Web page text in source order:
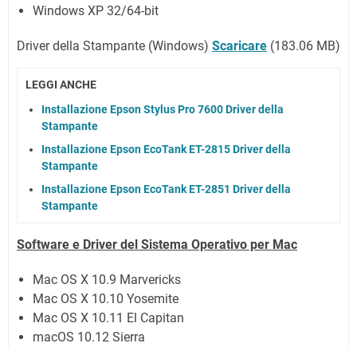
Windows XP 32/64-bit
Driver della Stampante (Windows) Scaricare (183.06 MB)
LEGGI ANCHE
Installazione Epson Stylus Pro 7600 Driver della
Stampante
Installazione Epson EcoTank ET-2815 Driver della
Stampante
Installazione Epson EcoTank ET-2851 Driver della
Stampante
Software e Driver del Sistema Operativo per Mac
Mac OS X 10.9 Marvericks
Mac OS X 10.10 Yosemite
Mac OS X 10.11 El Capitan
macOS 10.12 Sierra